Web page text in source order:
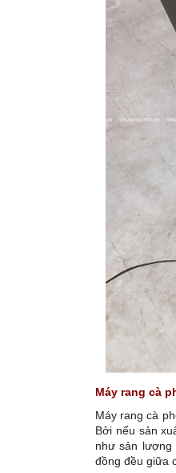
Máy rang cà
Máy rang cà
Bởi nếu sản
như sản lượng
đồng đều giữa